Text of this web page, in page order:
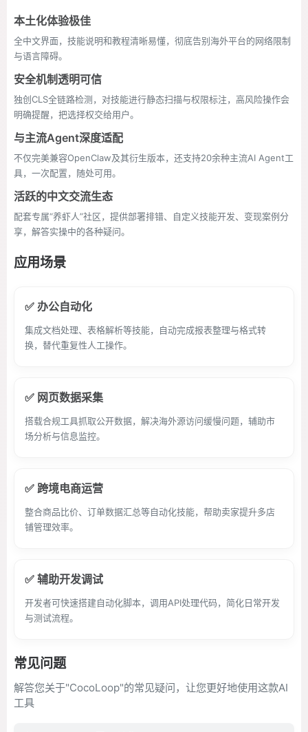
本土化体验极佳
全中文界面，技能说明和教程清晰易懂，彻底告别海外平台的网络限制
与语言障碍。
安全机制透明可信
独创CLS全链路检测，对技能进行静态扫描与权限标注，高风险操作会
明确提醒，把选择权交给用户。
与主流Agent深度适配
不仅完美兼容OpenClaw及其衍生版本，还支持20余种主流AI Agent工
具，一次配置，随处可用。
活跃的中文交流生态
配套专属“养虾人”社区，提供部署排错、自定义技能开发、变现案例分
享，解答实操中的各种疑问。
应用场景
✅ 办公自动化
集成文档处理、表格解析等技能，自动完成报表整理与格式转
换，替代重复性人工操作。
✅ 网页数据采集
搭载合规工具抓取公开数据，解决海外源访问缓慢问题，辅助市
场分析与信息监控。
✅ 跨境电商运营
整合商品比价、订单数据汇总等自动化技能，帮助卖家提升多店
铺管理效率。
✅ 辅助开发调试
开发者可快速搭建自动化脚本，调用API处理代码，简化日常开发
与测试流程。
常见问题
解答您关于"CocoLoop"的常见疑问，让您更好地使用这款AI
工具